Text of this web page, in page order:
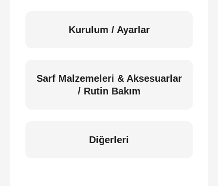
Kurulum / Ayarlar
Sarf Malzemeleri & Aksesuarlar
/ Rutin Bakım
Diğerleri